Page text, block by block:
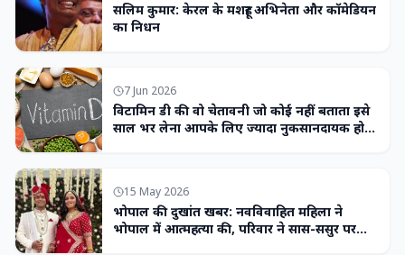
सलिम कुमार: केरल के मशहूर अभिनेता और कॉमेडियन
का निधन
7 Jun 2026
विटामिन डी की वो चेतावनी जो कोई नहीं बताता इसे
साल भर लेना आपके लिए ज्यादा नुकसानदायक हो
15 May 2026
भोपाल की दुखांत खबर: नवविवाहित महिला ने
भोपाल में आत्महत्या की, परिवार ने सास-ससुर पर